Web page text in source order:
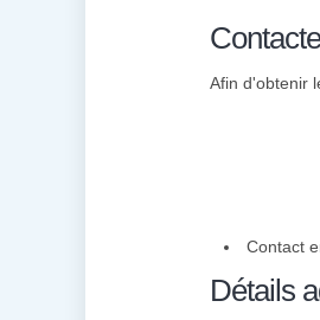
Afin d'obtenir
Contact
Détails